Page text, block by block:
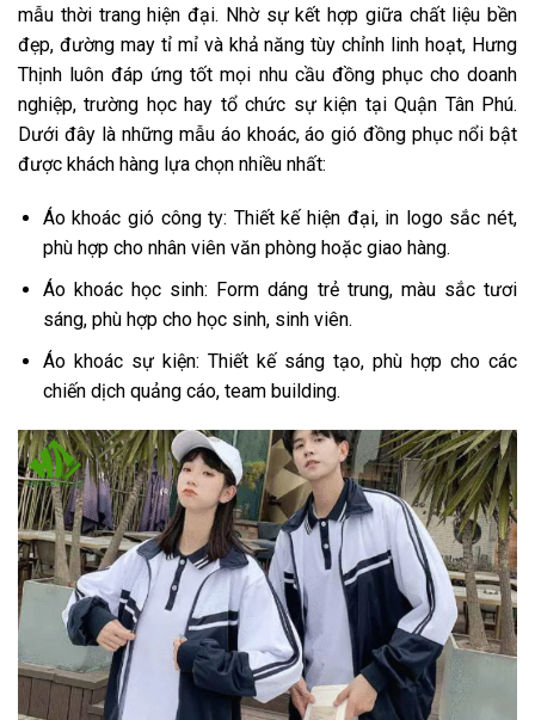
mẫu thời trang hiện đại. Nhờ sự kết hợp giữa chất liệu bền
đẹp, đường may tỉ mỉ và khả năng tùy chỉnh linh hoạt, Hưng
Thịnh luôn đáp ứng tốt mọi nhu cầu đồng phục cho doanh
nghiệp, trường học hay tổ chức sự kiện tại Quận Tân Phú.
Dưới đây là những mẫu áo khoác, áo gió đồng phục nổi bật
được khách hàng lựa chọn nhiều nhất:
Áo khoác gió công ty: Thiết kế hiện đại, in logo sắc nét,
phù hợp cho nhân viên văn phòng hoặc giao hàng.
Áo khoác học sinh: Form dáng trẻ trung, màu sắc tươi
sáng, phù hợp cho học sinh, sinh viên.
Áo khoác sự kiện: Thiết kế sáng tạo, phù hợp cho các
chiến dịch quảng cáo, team building.